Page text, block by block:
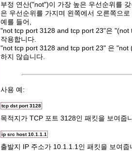
부정 연산("not")이 가장 높은 우선순위를
은 우선순위를 가지며 왼쪽에서 오른쪽으
예를 들어,
"not tcp port 3128 and tcp port 23"은
작용합니다.
"not tcp port 3128 and tcp port 23" 은
하지 않습니다.
사용 예:
tcp dst port 3128
목적지가 TCP 포트 3128인 패킷을 보여줍
ip src host 10.1.1.1
출발지 IP 주소가 10.1.1.1인 패킷을 보여줍